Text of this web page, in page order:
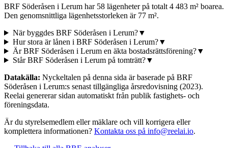
BRF Söderåsen i Lerum har 58 lägenheter på totalt 4 483 m² boarea.
Den genomsnittliga lägenhetsstorleken är 77 m².
När byggdes BRF Söderåsen i Lerum?▼
Hur stora är lånen i BRF Söderåsen i Lerum?▼
Är BRF Söderåsen i Lerum en äkta bostadsrättsförening?▼
Står BRF Söderåsen i Lerum på tomträtt?▼
Datakälla: Nyckeltalen på denna sida är baserade på BRF
Söderåsen i Lerum:s senast tillgängliga årsredovisning (2023).
Reelai genererar sidan automatiskt från publik fastighets- och
föreningsdata.
Är du styrelsemedlem eller mäklare och vill korrigera eller
komplettera informationen? Kontakta oss på info@reelai.io.